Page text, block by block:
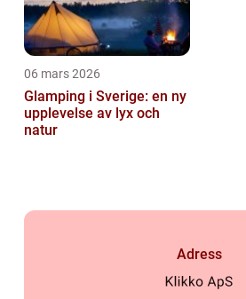
06 mars 2026
Glamping i Sverige: en ny
upplevelse av lyx och
natur
Adress